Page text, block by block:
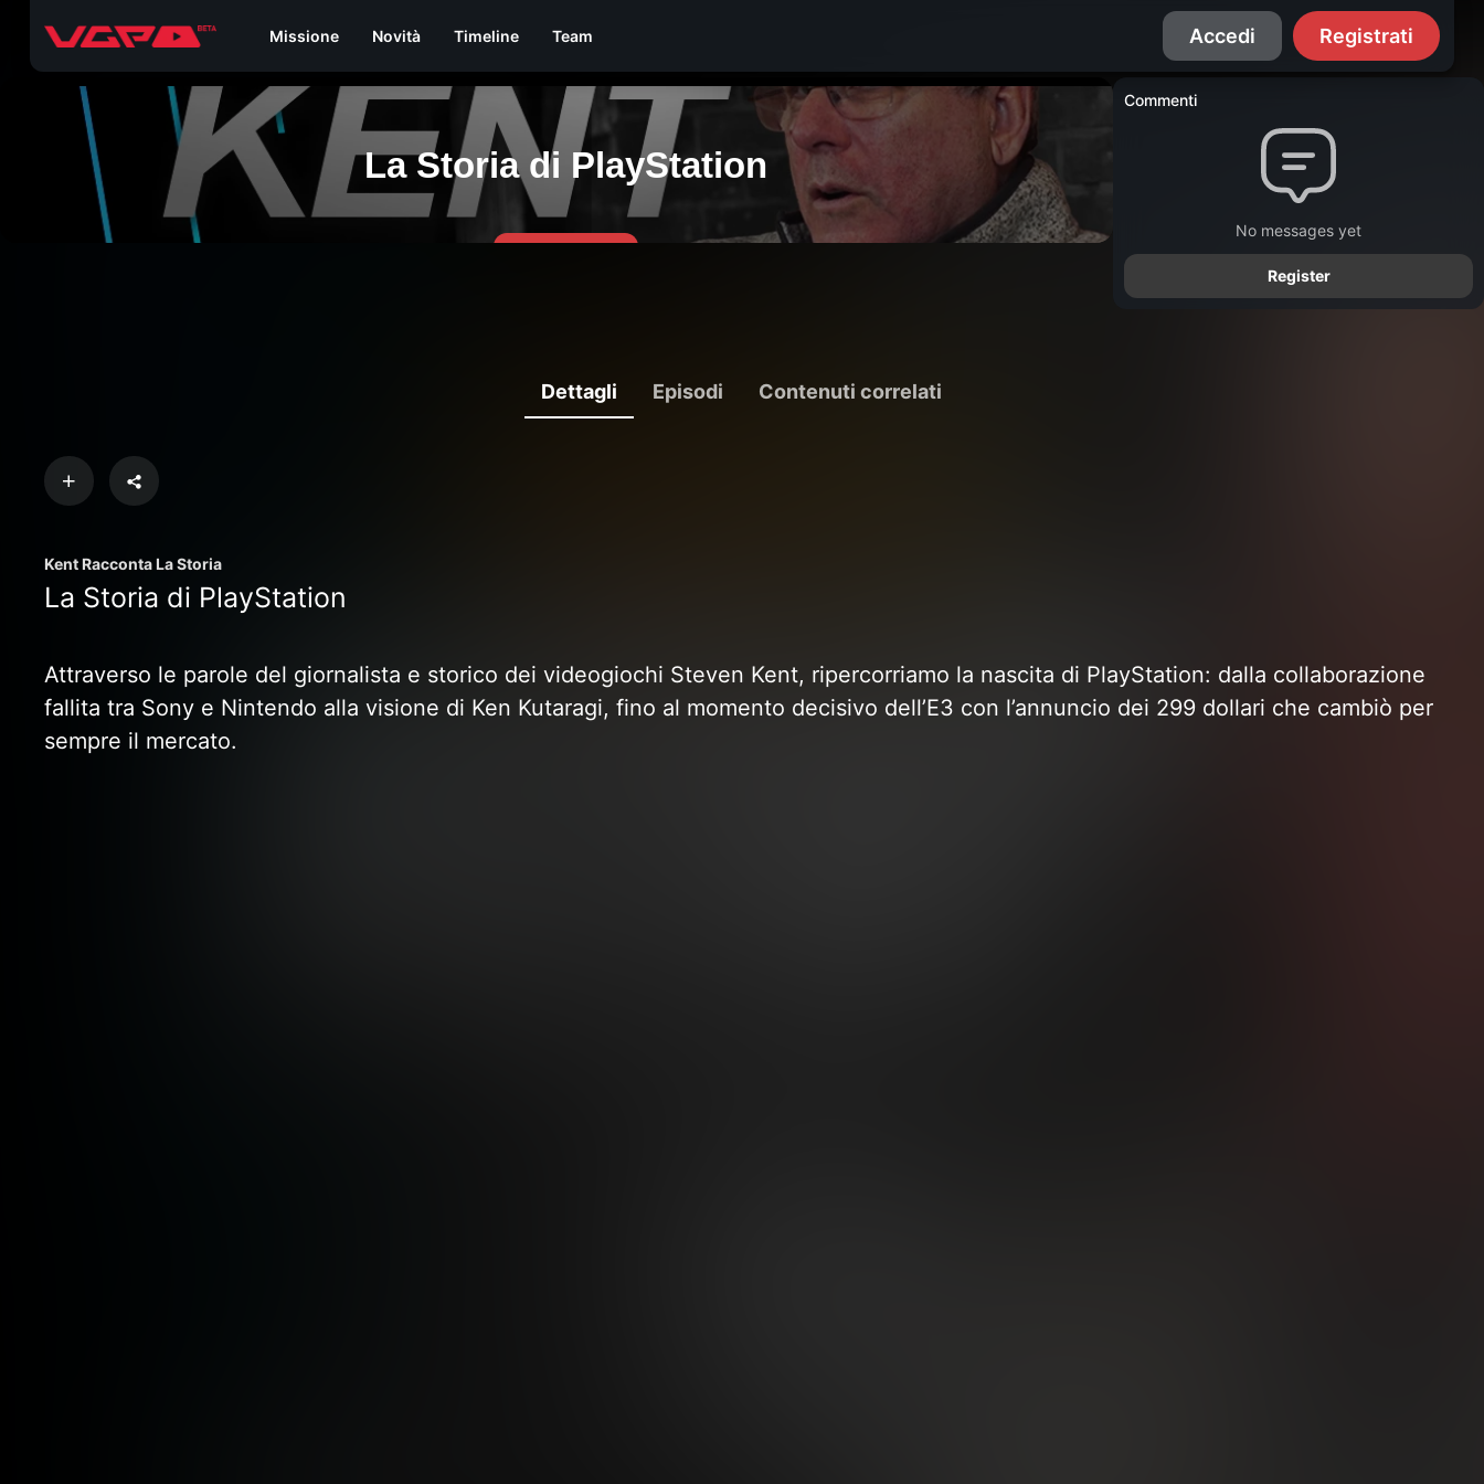
Missione Novità Timeline Team Accedi Registrati
Commenti
No messages yet
Register
Dettagli Episodi Contenuti correlati
Kent Racconta La Storia
La Storia di PlayStation
Attraverso le parole del giornalista e storico dei videogiochi Steven Kent, ripercorriamo la nascita di PlayStation: dalla collaborazione
fallita tra Sony e Nintendo alla visione di Ken Kutaragi, fino al momento decisivo dell’E3 con l’annuncio dei 299 dollari che cambiò per
sempre il mercato.